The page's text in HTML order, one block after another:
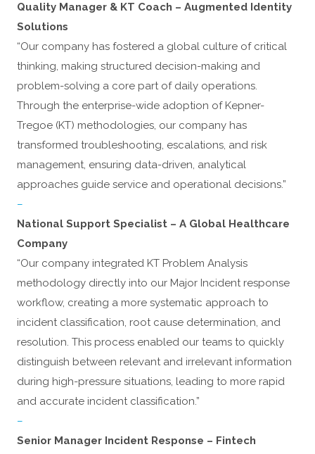
Quality Manager & KT Coach – Augmented Identity
Solutions
“Our company has fostered a global culture of critical
thinking, making structured decision-making and
problem-solving a core part of daily operations.
Through the enterprise-wide adoption of Kepner-
Tregoe (KT) methodologies, our company has
transformed troubleshooting, escalations, and risk
management, ensuring data-driven, analytical
approaches guide service and operational decisions.”
–
National Support Specialist – A Global Healthcare
Company
“Our company integrated KT Problem Analysis
methodology directly into our Major Incident response
workflow, creating a more systematic approach to
incident classification, root cause determination, and
resolution. This process enabled our teams to quickly
distinguish between relevant and irrelevant information
during high-pressure situations, leading to more rapid
and accurate incident classification.”
–
Senior Manager Incident Response – Fintech